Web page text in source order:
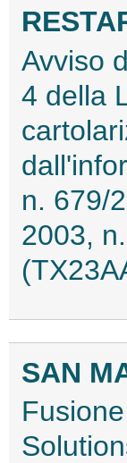
Avviso
4 della
n. 679/
2003,
SAN